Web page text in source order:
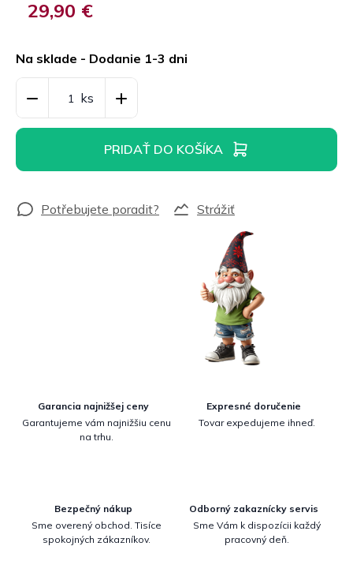
29,90 €
cena:
Na sklade - Dodanie 1-3 dni
PRIDAŤ DO KOŠÍKA
Strážiť
Garancia najnižšej ceny
Garantujeme vám najnižšiu cenu
na trhu.
Expresné doručenie
Tovar expedujeme ihneď.
Bezpečný nákup
Sme overený obchod. Tisíce
spokojných zákazníkov.
Odborný zakaznícky servis
Sme Vám k dispozícii každý
pracovný deň.